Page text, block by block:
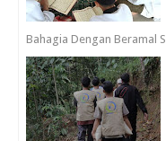
Bahagia Dengan Beramal